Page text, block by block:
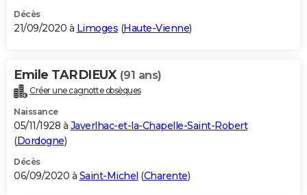
Décès
21/09/2020 à Limoges (Haute-Vienne)
Emile TARDIEUX (91 ans)
Créer une cagnotte obsèques
Naissance
05/11/1928 à Javerlhac-et-la-Chapelle-Saint-Robert
(Dordogne)
Décès
06/09/2020 à Saint-Michel (Charente)